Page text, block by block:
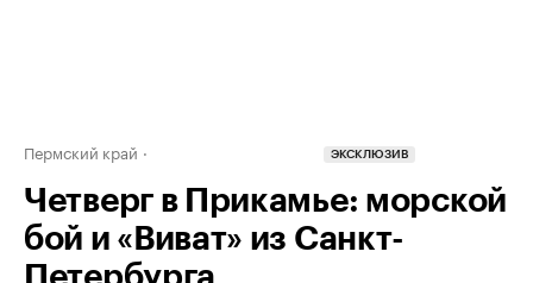
Пермский край ЭКСКЛЮЗИВ
Четверг в Прикамье: морской
бой и «Виват» из Санкт-